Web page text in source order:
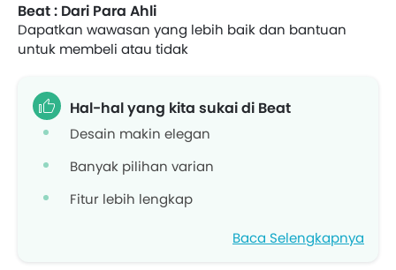
Beat : Dari Para Ahli
Dapatkan wawasan yang lebih baik dan bantuan
untuk membeli atau tidak
Hal-hal yang kita sukai di Beat
Desain makin elegan
Banyak pilihan varian
Fitur lebih lengkap
Mempertahankan mesin efisienBaca Selengkapnya